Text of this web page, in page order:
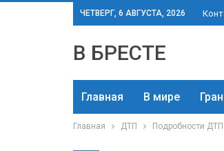
ЧЕТВЕРГ, 6 АВГУСТА, 2026
В БРЕСТЕ
Главная В мире
Главная ДТП Подробности